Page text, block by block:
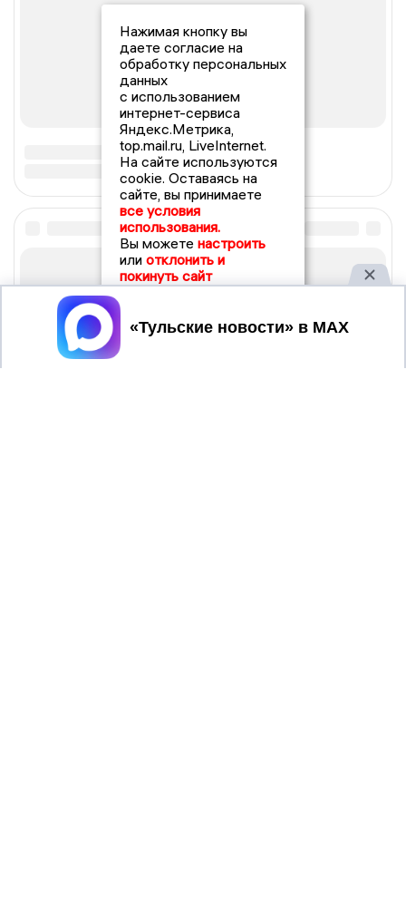
Нажимая кнопку вы
даете согласие на
обработку персональных
данных
с использованием
интернет-сервиса
Яндекс.Метрика,
top.mail.ru, LiveInternet.
На сайте используются
cookie. Оставаясь на
сайте, вы принимаете
все условия
использования.
Вы можете настроить
или отклонить и
покинуть сайт
Принять